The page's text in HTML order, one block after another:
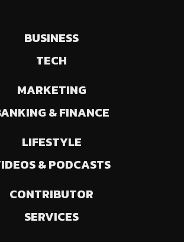
BUSINESS
TECH
MARKETING
& FINANCE
LIFESTYLE
& PODCASTS
CONTRIBUTOR
SERVICES